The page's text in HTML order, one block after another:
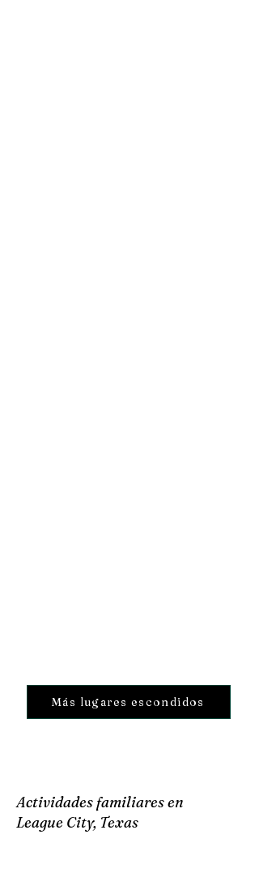
Más lugares escondidos
Actividades familiares en
League City, Texas